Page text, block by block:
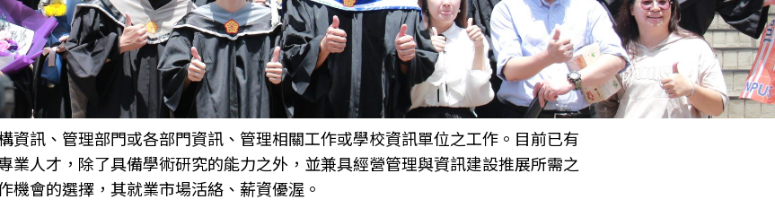
訊、管理部門或各部門資訊、管理相關工作或學校資訊單位之工作。目前已有
人才，除了具備學術研究的能力之外，並兼具經營管理與資訊建設推展所需之
機會的選擇，其就業市場活絡、薪資優渥。